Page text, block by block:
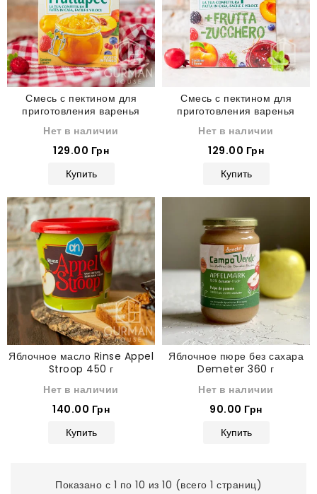
Смесь с пектином для
приготовления варенья
Нет в наличии
129.00 Грн
Купить
Смесь с пектином для
приготовления варенья
Нет в наличии
129.00 Грн
Купить
Яблочное масло Rinse Appel
Stroop 450 г
Нет в наличии
140.00 Грн
Купить
Яблочное пюре без сахара
Demeter 360 г
Нет в наличии
90.00 Грн
Купить
Показано с 1 по 10 из 10 (всего 1 страниц)